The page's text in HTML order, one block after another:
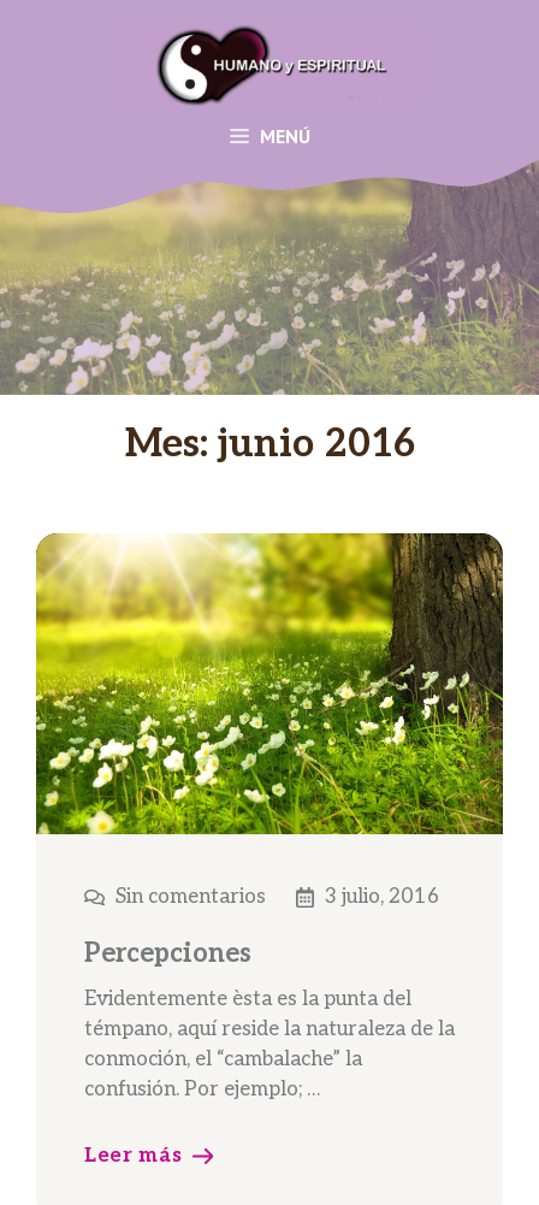
MENÚ
Mes: junio 2016
Sin comentarios 3 julio, 2016
Percepciones
Evidentemente èsta es la punta del
témpano, aquí reside la naturaleza de la
conmoción, el “cambalache” la
confusión. Por ejemplo; …
Leer más